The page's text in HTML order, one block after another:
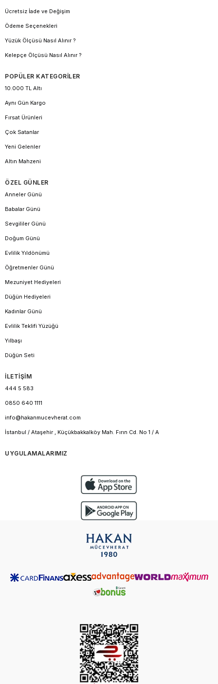
Ücretsiz İade ve Değişim
Ödeme Seçenekleri
Yüzük Ölçüsü Nasıl Alınır ?
Kelepçe Ölçüsü Nasıl Alınır ?
POPÜLER KATEGORİLER
10.000 TL Altı
Aynı Gün Kargo
Fırsat Ürünleri
Çok Satanlar
Yeni Gelenler
Altın Mahzeni
ÖZEL GÜNLER
Anneler Günü
Babalar Günü
Sevgililer Günü
Doğum Günü
Evlilik Yıldönümü
Öğretmenler Günü
Mezuniyet Hediyeleri
Düğün Hediyeleri
Kadınlar Günü
Evlilik Teklifi Yüzüğü
Yılbaşı
Düğün Seti
İLETİŞİM
444 5 583
0850 640 1111
info@hakanmucevherat.com
İstanbul / Ataşehir , Küçükbakkalköy Mah. Fırın Cd. No 1 / A
UYGULAMALARIMIZ